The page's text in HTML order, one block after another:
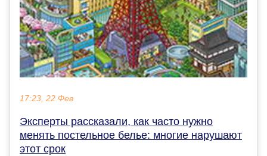
17:23, 22 Фев
Эксперты рассказали, как часто нужно
менять постельное белье: многие нарушают
этот срок